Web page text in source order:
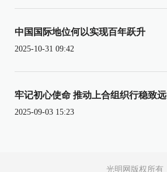
中国国际地位何以实现百年跃升
2025-10-31 09:42
牢记初心使命 推动上合组织行稳致远
2025-09-03 15:23
光明网版权所有